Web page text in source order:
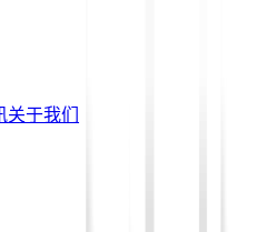
关于我们